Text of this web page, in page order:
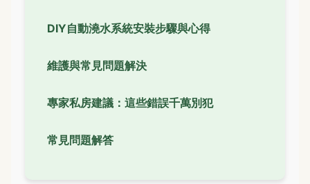
DIY自動澆水系統安裝步驟與心得
維護與常見問題解決
專家私房建議：這些錯誤千萬別犯
常見問題解答